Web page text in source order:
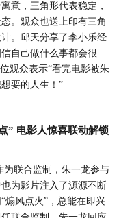
意，三角形代表稳定，
。观众也送上印有三角
。邱天分享了李小乐经
自己做什么事都会很
观众表示“看完电影被朱
要的人生！”
” 电影人惊喜联动解锁
为联合监制，朱一龙参与
为影片注入了源源不断
“煽风点火”，总能在即兴